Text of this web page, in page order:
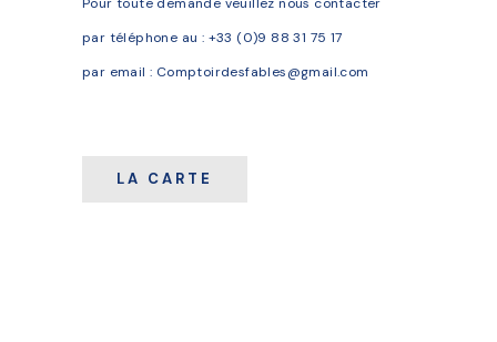
par téléphone au : +33 (0)9 88 31 75 17
par email : Comptoirdesfables@gmail.com
LA CARTE